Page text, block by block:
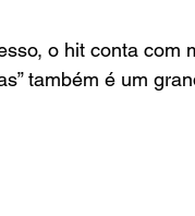
o hit conta com
também é um